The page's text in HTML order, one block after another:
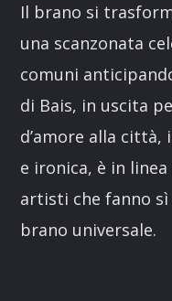
Il brano si
una scanzonata
comuni
di Bais, in uscita
d’amore alla
e ironica, è in
artisti che fanno sì
brano universale.